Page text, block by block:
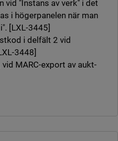
vid "Instans av verk" i det
i högerpanelen när man
[LXL-3445]
i delfält 2 vid
3448]
MARC-export av aukt-